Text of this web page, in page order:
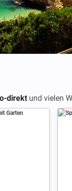
direkt und vielen